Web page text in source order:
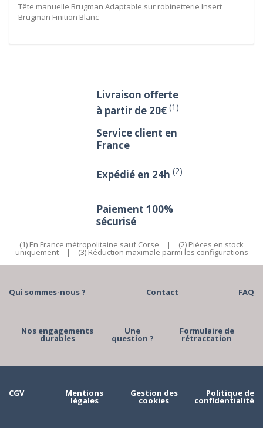
Tête manuelle Brugman Adaptable sur robinetterie Insert
Brugman Finition Blanc
Livraison offerte
à partir de 20€ (1)
Service client en
France
Expédié en 24h (2)
Paiement 100%
sécurisé
(1) En France métropolitaine sauf Corse | (2) Pièces en stock
uniquement | (3) Réduction maximale parmi les configurations
Qui sommes-nous ? Contact FAQ
Nos engagements
durables
Une
question ?
Formulaire de
rétractation
CGV Mentions
légales
Gestion des
cookies
Politique de
confidentialité